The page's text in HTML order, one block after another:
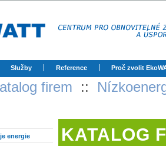
Služby Reference Proč zvolit
firem ::
energie
KATALOG